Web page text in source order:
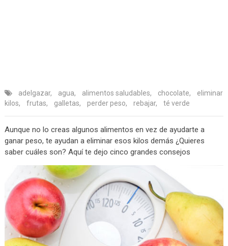
adelgazar, agua, alimentos saludables, chocolate,
eliminar
kilos, frutas, galletas, perder peso, rebajar, té verde
Aunque no lo creas algunos alimentos en vez de ayudarte a
ganar peso, te ayudan a eliminar esos kilos demás ¿Quieres
saber cuáles son? Aquí te dejo cinco grandes consejos